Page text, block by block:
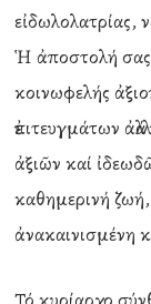
εἰδωλολατρίας,
Ἡ ἀποστολή
κοινωφελής
ἐπιτευγμάτων
ἀξιῶν καί
καθημερινή
ἀνακαινισμένη